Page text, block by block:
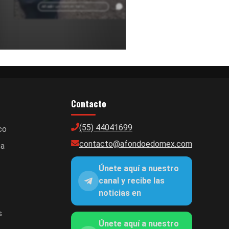
Añadir un comentario ...
Edomex.
Contacto
(55) 44041699
contacto@afondoedomex.com
Únete aquí a nuestro
canal y recibe las
noticias en
Únete aquí a nuestro